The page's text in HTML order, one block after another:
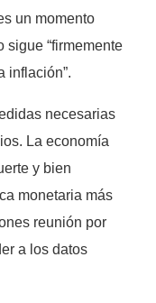
un momento
sigue “firmemente
inflación”.
necesarias
La economía
y bien
monetaria más
reunión por
a los datos